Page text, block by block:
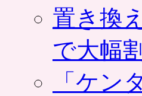
置き換
で大幅
「ケン